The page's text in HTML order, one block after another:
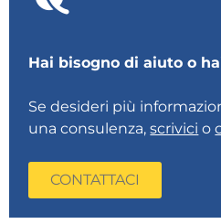
Hai bisogno di aiuto o
Se desideri più
una consulenza,scrivici o
CONTATTACI